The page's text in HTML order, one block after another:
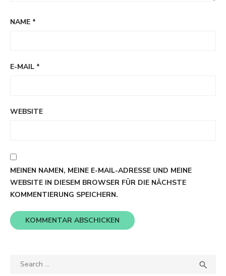
NAME *
E-MAIL *
WEBSITE
MEINEN NAMEN, MEINE E-MAIL-ADRESSE UND MEINE
WEBSITE IN DIESEM BROWSER FÜR DIE NÄCHSTE
KOMMENTIERUNG SPEICHERN.
Search
